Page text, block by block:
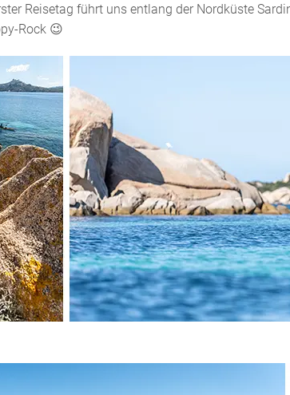
Reisetag führt uns entlang der Nordküste
Rock 😉